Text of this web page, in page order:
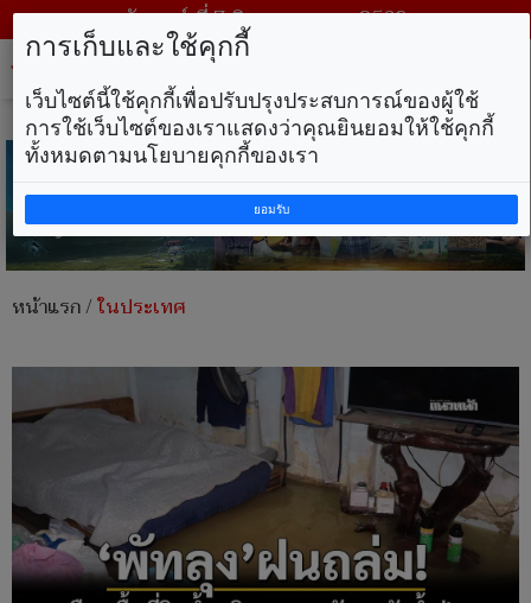
วันศุกร์ ที่ 7 สิงหาคม พ.ศ. 2569
หน้าแรก/ในประเทศ
การเก็บและใช้คุกกี้
เว็บไซต์นี้ใช้คุกกี้เพื่อปรับปรุงประสบการณ์ของผู้ใช้
การใช้เว็บไซต์ของเราแสดงว่าคุณยินยอมให้ใช้คุกกี้
ทั้งหมดตามนโยบายคุกกี้ของเรา
ยอมรับ